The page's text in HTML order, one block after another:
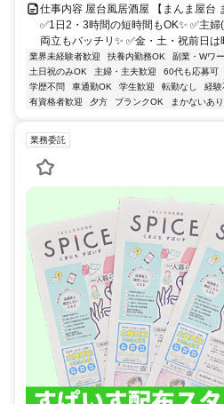
仕事内容 屋台風居酒屋 【まんま屋台
✅1日2・3時間の短時間もOK✨ ✅主
両立もバッチリ✨ ✅金・土・祝前日は
業界未経験者歓迎 扶養内勤務OK 副業・Wワ
土日祝のみOK
主婦・主夫歓迎 60代も応募可
学歴不問
車通勤OK 学生歓迎 転勤なし 経験
有資格者歓迎
夕方 ブランクOK まかないあり
業務委託